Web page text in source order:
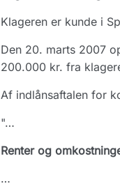
Klageren er kunde i
Den 20. marts 2007
200.000 kr. fra
Af indlånsaftalen for
"…
Renter og
…